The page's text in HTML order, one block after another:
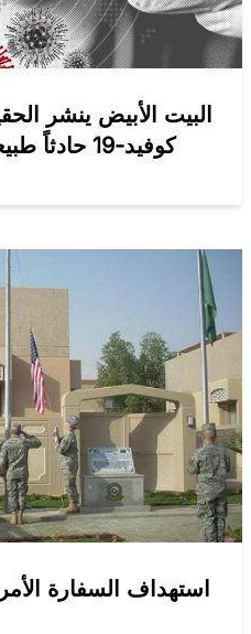
البيت الأبيض ينشر
كوفيد-19
استهداف السفارة